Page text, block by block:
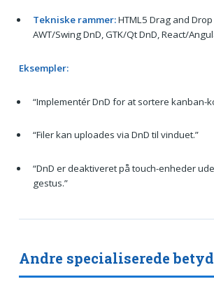
Tekniske rammer:HTML5 Drag and Drop
AWT/Swing DnD, GTK/Qt DnD, React/
Eksempler:
“Implementér DnD for at sortere kanban-
“Filer kan uploades via DnD til vinduet.”
“DnD er deaktiveret på touch-enheder
gestus.”
Andre specialiserede